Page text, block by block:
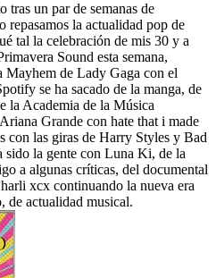
tras un par de semanas de
repasamos la actualidad pop de
tal la celebración de mis 30 y a
Sound esta semana,
Mayhem de Lady Gaga con el
se ha sacado de la manga, de
la Academia de la Música
Grande con hate that i made
con las giras de Harry Styles y Bad
sido la gente con Luna Ki, de la
a algunas críticas, del documental
xcx continuando la nueva era
de actualidad musical.